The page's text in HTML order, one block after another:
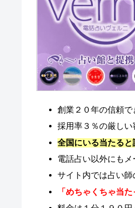
創業２０年の信頼
採用率３％の厳し
全国にいる当たる
電話占い以外にも
サイト内では占い
「めちゃくちゃ当